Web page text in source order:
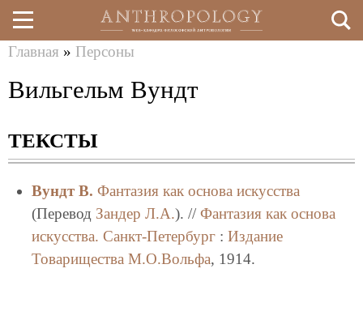
Перейти
к
содержанию
здесь
Главная » Персоны
Вильгельм Вундт
ТЕКСТЫ
Вундт В. Фантазия как основа искусства
(Перевод Зандер Л.А.). // Фантазия как основа
искусства. Санкт-Петербург: Издание
Товарищества М.О.Вольфа, 1914.